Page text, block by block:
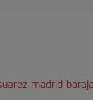
madrid-